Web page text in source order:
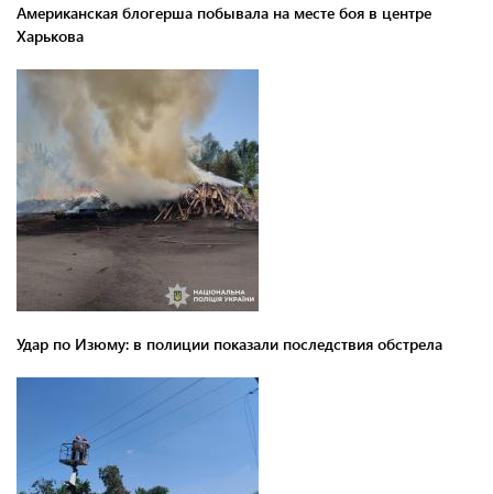
Американская блогерша побывала на месте боя в центре
Харькова
Удар по Изюму: в полиции показали последствия обстрела